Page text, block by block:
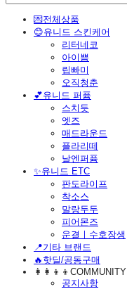
💌전체상품
😊유니드 스킨케어
리터네코
아이쁨
립빠미
오직청춘
💕유니드 퍼퓸
스치듯
엣즈
매드라운드
플라리떼
날엔퍼퓸
​✨유니드 ETC
판도라이프
착소스
말랑두두
피어몬즈
운결ㅣ수호장생
📍기타 브랜드
🔥핫딜/공동구매
👩‍👩‍👦‍👦COMMUNITY
공지사항